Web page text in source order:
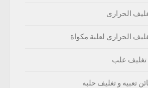
الحرارى
الحراري لعلبة مكواة
تغليف علب
تعبيه و تغليف حلبه